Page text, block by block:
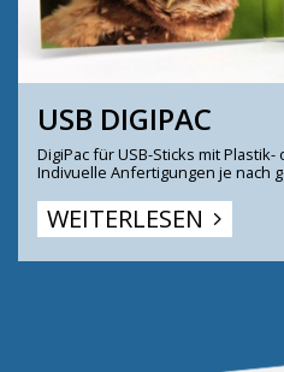
USB DIGIPAC
DigiPac für USB-Sticks mit
Indivuelle Anfertigungen je nach
WEITERLESEN